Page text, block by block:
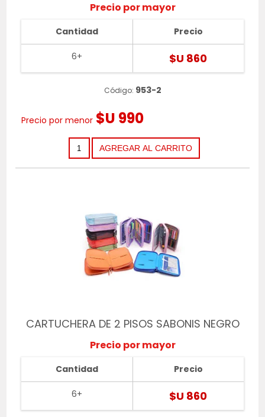
Precio por mayor
Cantidad
6+
Precio
$U 860
Código: 953-2
Precio por menor $U 990
CARTUCHERA DE 2 PISOS SABONIS NEGRO
Precio por mayor
Cantidad
6+
Precio
$U 860